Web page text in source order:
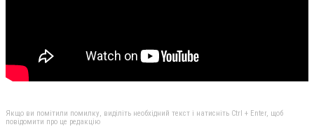
Якщо ви помітили помилку, виділіть необхідний текст і натисніть Ctrl + Enter, щоб
повідомити про це редакцію